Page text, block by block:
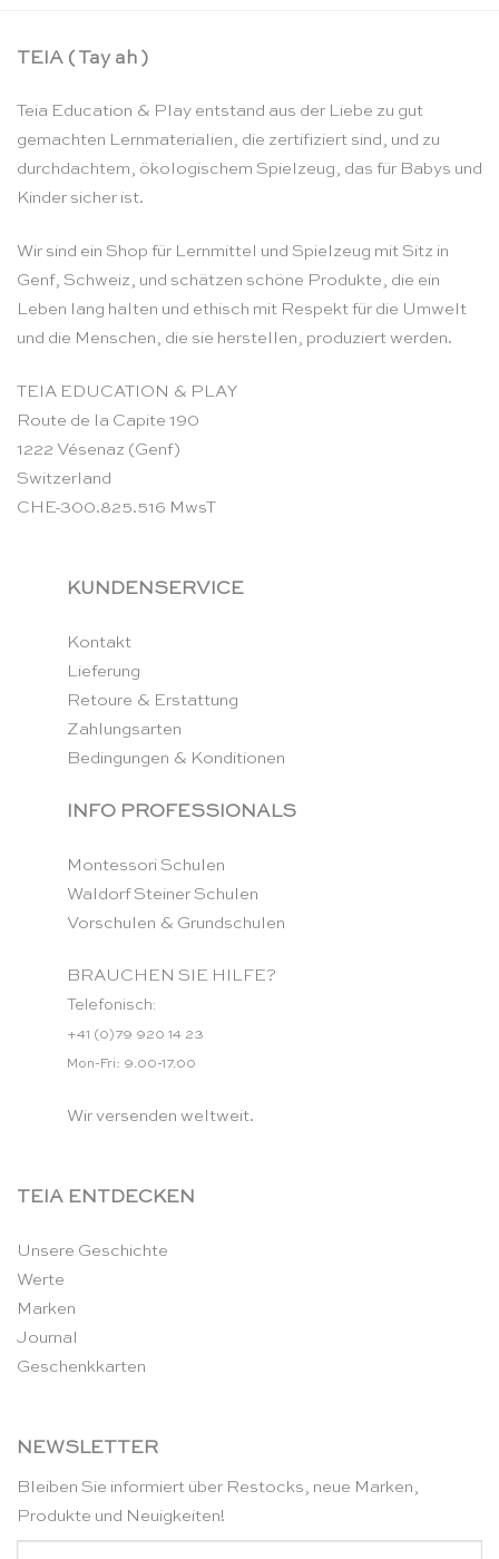
TEIA ( Tay ah )
Teia Education & Play entstand aus der Liebe zu gut
gemachten Lernmaterialien, die zertifiziert sind, und zu
durchdachtem, ökologischem Spielzeug, das für Babys und
Kinder sicher ist.
Wir sind ein Shop für Lernmittel und Spielzeug mit Sitz in
Genf, Schweiz, und schätzen schöne Produkte, die ein
Leben lang halten und ethisch mit Respekt für die Umwelt
und die Menschen, die sie herstellen, produziert werden.
TEIA EDUCATION & PLAY
Route de la Capite 190
1222 Vésenaz (Genf)
Switzerland
CHE-300.825.516 MwsT
KUNDENSERVICE
Kontakt
Lieferung
Retoure & Erstattung
Zahlungsarten
Bedingungen & Konditionen
INFO PROFESSIONALS
Montessori Schulen
Waldorf Steiner Schulen
Vorschulen & Grundschulen
BRAUCHEN SIE HILFE?
Telefonisch:
+41 (0)79 920 14 23
Mon-Fri: 9.00-17.00
Wir versenden weltweit.
TEIA ENTDECKEN
Unsere Geschichte
Werte
Marken
Journal
Geschenkkarten
NEWSLETTER
Bleiben Sie informiert über Restocks, neue Marken,
Produkte und Neuigkeiten!